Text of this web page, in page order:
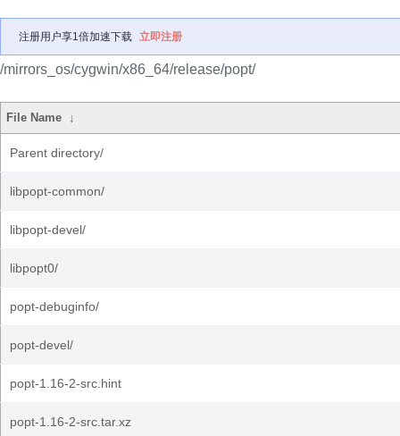
注册用户享1倍加速下载 立即注册
/mirrors_os/cygwin/x86_64/release/popt/
File Name ↓
Parent directory/
libpopt-common/
libpopt-devel/
libpopt0/
popt-debuginfo/
popt-devel/
popt-1.16-2-src.hint
popt-1.16-2-src.tar.xz